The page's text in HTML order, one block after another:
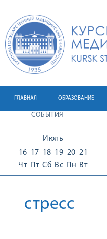
ГЛАВНАЯ ОБРАЗОВАНИЕ
СОБЫТИЯ
Июль
16
Чт
17
Пт
18
Сб
19
Вс
20
Пн
21
Вт
стресс